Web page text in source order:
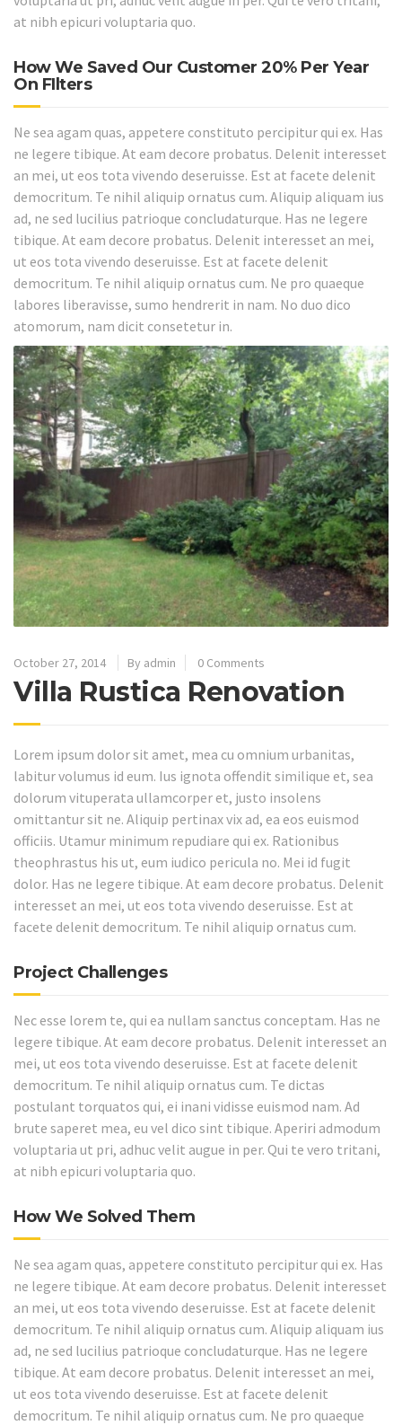
at nibh epicuri voluptaria quo.
How We Saved Our Customer 20% Per Year
On FIlters
Ne sea agam quas, appetere constituto percipitur qui ex. Has
ne legere tibique. At eam decore probatus. Delenit interesset
an mei, ut eos tota vivendo deseruisse. Est at facete delenit
democritum. Te nihil aliquip ornatus cum. Aliquip aliquam ius
ad, ne sed lucilius patrioque concludaturque. Has ne legere
tibique. At eam decore probatus. Delenit interesset an mei,
ut eos tota vivendo deseruisse. Est at facete delenit
democritum. Te nihil aliquip ornatus cum. Ne pro quaeque
labores liberavisse, sumo hendrerit in nam. No duo dico
atomorum, nam dicit consetetur in.
October 27, 2014 By admin 0 Comments
Villa Rustica Renovation
Lorem ipsum dolor sit amet, mea cu omnium urbanitas,
labitur volumus id eum. Ius ignota offendit similique et, sea
dolorum vituperata ullamcorper et, justo insolens
omittantur sit ne. Aliquip pertinax vix ad, ea eos euismod
officiis. Utamur minimum repudiare qui ex. Rationibus
theophrastus his ut, eum iudico pericula no. Mei id fugit
dolor. Has ne legere tibique. At eam decore probatus. Delenit
interesset an mei, ut eos tota vivendo deseruisse. Est at
facete delenit democritum. Te nihil aliquip ornatus cum.
Project Challenges
Nec esse lorem te, qui ea nullam sanctus conceptam. Has ne
legere tibique. At eam decore probatus. Delenit interesset an
mei, ut eos tota vivendo deseruisse. Est at facete delenit
democritum. Te nihil aliquip ornatus cum. Te dictas
postulant torquatos qui, ei inani vidisse euismod nam. Ad
brute saperet mea, eu vel dico sint tibique. Aperiri admodum
voluptaria ut pri, adhuc velit augue in per. Qui te vero tritani,
at nibh epicuri voluptaria quo.
How We Solved Them
Ne sea agam quas, appetere constituto percipitur qui ex. Has
ne legere tibique. At eam decore probatus. Delenit interesset
an mei, ut eos tota vivendo deseruisse. Est at facete delenit
democritum. Te nihil aliquip ornatus cum. Aliquip aliquam ius
ad, ne sed lucilius patrioque concludaturque. Has ne legere
tibique. At eam decore probatus. Delenit interesset an mei,
ut eos tota vivendo deseruisse. Est at facete delenit
democritum. Te nihil aliquip ornatus cum. Ne pro quaeque